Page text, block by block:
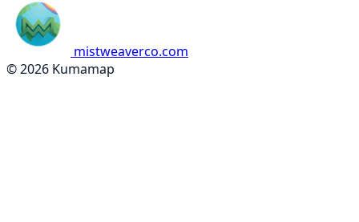
mistweaverco.com
© 2026 Kumamap